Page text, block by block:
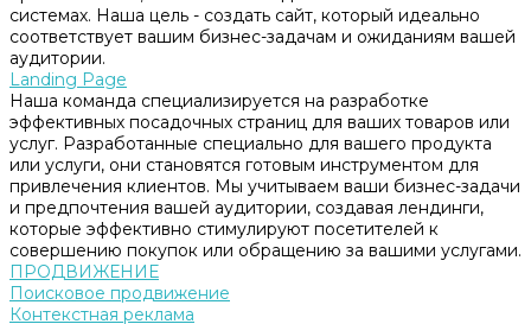
системах. Наша цель - создать сайт, который идеально
соответствует вашим бизнес-задачам и ожиданиям вашей
аудитории.
Landing Page
Наша команда специализируется на разработке
эффективных посадочных страниц для ваших товаров или
услуг. Разработанные специально для вашего продукта
или услуги, они становятся готовым инструментом для
привлечения клиентов. Мы учитываем ваши бизнес-задачи
и предпочтения вашей аудитории, создавая лендинги,
которые эффективно стимулируют посетителей к
совершению покупок или обращению за вашими услугами.
ПРОДВИЖЕНИЕ
Поисковое продвижение
Контекстная реклама